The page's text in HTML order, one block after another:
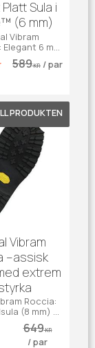
Sula i
(6 mm)
Vibram
6 mm
Perfekt
dämpning
589KR /par
Vibram
–assisk
extrem
Roccia:
(8 mm) &
mm).
i 3 snygga
649KR
/par
Lägg till